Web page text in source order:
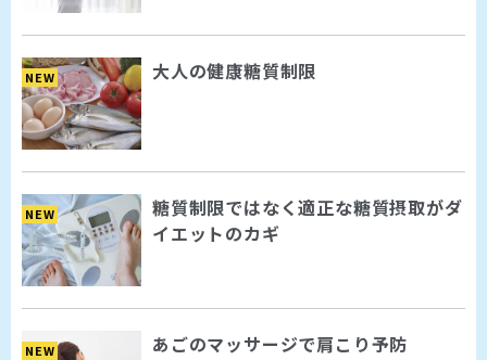
NEW 大人の健康糖質制限
NEW
糖質制限ではなく適正な糖質摂取がダ
イエットのカギ
NEW あごのマッサージで肩こり予防